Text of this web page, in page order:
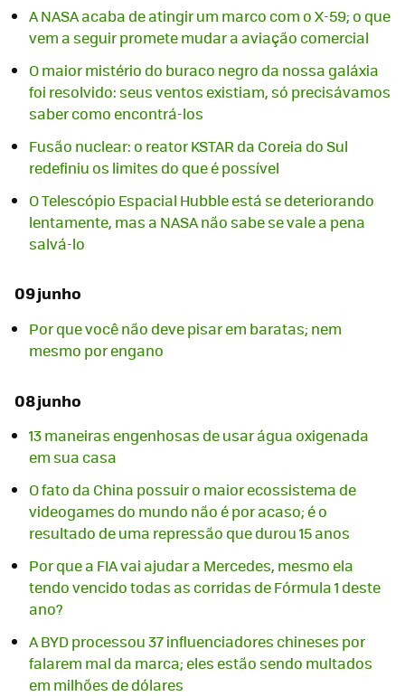
A NASA acaba de atingir um marco com o X-59; o que
vem a seguir promete mudar a aviação comercial
O maior mistério do buraco negro da nossa galáxia
foi resolvido: seus ventos existiam, só precisávamos
saber como encontrá-los
Fusão nuclear: o reator KSTAR da Coreia do Sul
redefiniu os limites do que é possível
O Telescópio Espacial Hubble está se deteriorando
lentamente, mas a NASA não sabe se vale a pena
salvá-lo
09 junho
Por que você não deve pisar em baratas; nem
mesmo por engano
08 junho
13 maneiras engenhosas de usar água oxigenada
em sua casa
O fato da China possuir o maior ecossistema de
videogames do mundo não é por acaso; é o
resultado de uma repressão que durou 15 anos
Por que a FIA vai ajudar a Mercedes, mesmo ela
tendo vencido todas as corridas de Fórmula 1 deste
ano?
A BYD processou 37 influenciadores chineses por
falarem mal da marca; eles estão sendo multados
em milhões de dólares